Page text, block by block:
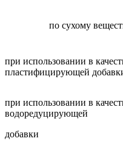
по сухому
при использовании в
пластифицирующей
при использовании в
водоредуцирующей
добавки